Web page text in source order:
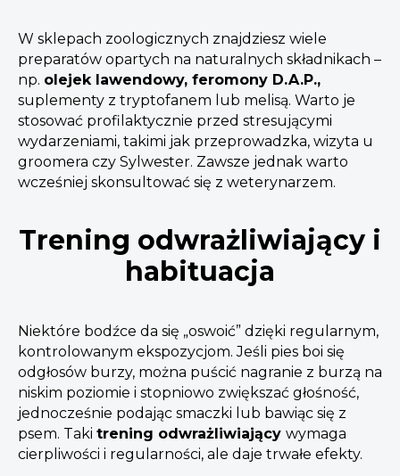
W sklepach zoologicznych znajdziesz wiele
preparatów opartych na naturalnych składnikach –
np. olejek lawendowy, feromony D.A.P.,
suplementy z tryptofanem lub melisą. Warto je
stosować profilaktycznie przed stresującymi
wydarzeniami, takimi jak przeprowadzka, wizyta u
groomera czy Sylwester. Zawsze jednak warto
wcześniej skonsultować się z weterynarzem.
Trening odwrażliwiający i
habituacja
Niektóre bodźce da się „oswoić” dzięki regularnym,
kontrolowanym ekspozycjom. Jeśli pies boi się
odgłosów burzy, można puścić nagranie z burzą na
niskim poziomie i stopniowo zwiększać głośność,
jednocześnie podając smaczki lub bawiąc się z
psem. Taki trening odwrażliwiający wymaga
cierpliwości i regularności, ale daje trwałe efekty.